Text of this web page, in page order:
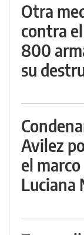
Otra
contra
800
su
Avilez
el
Luciana